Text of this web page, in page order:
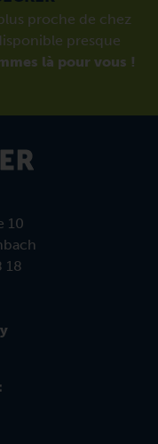
proche de chez
presque
là pour vous !
10
18